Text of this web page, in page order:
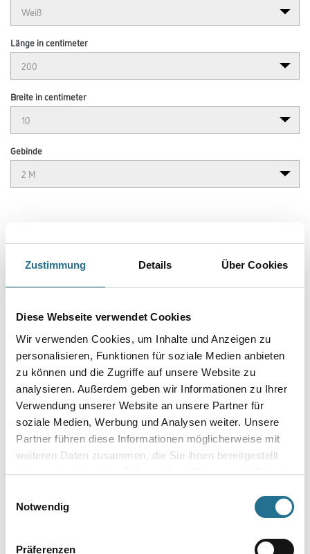
Zustimmung Details Über Cookies
Diese Webseite verwendet Cookies
Wir verwenden Cookies, um Inhalte und Anzeigen zu
personalisieren, Funktionen für soziale Medien anbieten
zu können und die Zugriffe auf unsere Website zu
analysieren. Außerdem geben wir Informationen zu Ihrer
Verwendung unserer Website an unsere Partner für
soziale Medien, Werbung und Analysen weiter. Unsere
Partner führen diese Informationen möglicherweise mit
weiteren Daten zusammen, die Sie ihnen bereitgestellt
haben oder die sie im Rahmen Ihrer Nutzung der Dienste
Notwendig
Präferenzen
Länge in centimeter
Breite in centimeter
Gebinde
Umrechnungsfaktoren
VIELLEICHT GEFÄLLT IHNEN AUCH...
NMC Adefix Plus